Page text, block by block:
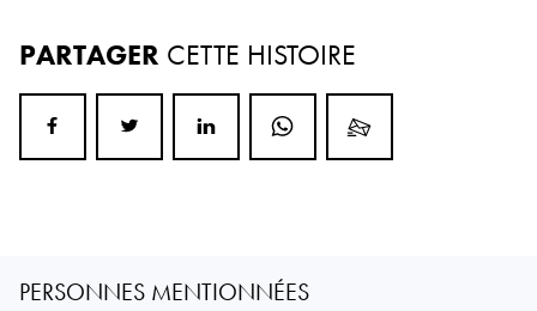
PARTAGER CETTE HISTOIRE
PERSONNES MENTIONNÉES